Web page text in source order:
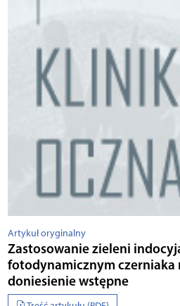
Artykuł oryginalny
Zastosowanie zieleni
fotodynamicznym czerniaka
doniesienie wstępne